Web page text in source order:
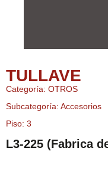
TULLAVE
Categoría: OTROS
Subcategoría: Accesorios
Piso: 3
L3-225 (Fabrica